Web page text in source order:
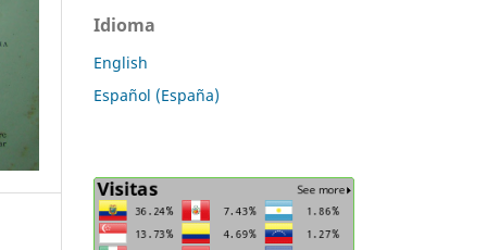
Idioma
English
Español (España)